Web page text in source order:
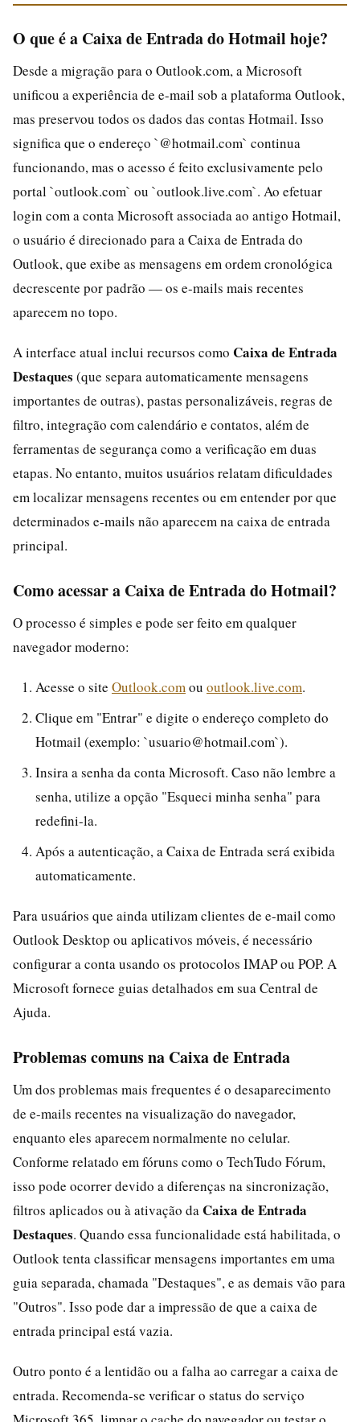
O que é a Caixa de Entrada do Hotmail hoje?
Desde a migração para o Outlook.com, a Microsoft
unificou a experiência de e-mail sob a plataforma Outlook,
mas preservou todos os dados das contas Hotmail. Isso
significa que o endereço `@hotmail.com` continua
funcionando, mas o acesso é feito exclusivamente pelo
portal `outlook.com` ou `outlook.live.com`. Ao efetuar
login com a conta Microsoft associada ao antigo Hotmail,
o usuário é direcionado para a Caixa de Entrada do
Outlook, que exibe as mensagens em ordem cronológica
decrescente por padrão — os e-mails mais recentes
aparecem no topo.
A interface atual inclui recursos como Caixa de Entrada
Destaques (que separa automaticamente mensagens
importantes de outras), pastas personalizáveis, regras de
filtro, integração com calendário e contatos, além de
ferramentas de segurança como a verificação em duas
etapas. No entanto, muitos usuários relatam dificuldades
em localizar mensagens recentes ou em entender por que
determinados e-mails não aparecem na caixa de entrada
principal.
Como acessar a Caixa de Entrada do Hotmail?
O processo é simples e pode ser feito em qualquer
navegador moderno:
Acesse o site Outlook.com ou outlook.live.com.
Clique em "Entrar" e digite o endereço completo do
Hotmail (exemplo: `usuario@hotmail.com`).
Insira a senha da conta Microsoft. Caso não lembre a
senha, utilize a opção "Esqueci minha senha" para
redefini-la.
Após a autenticação, a Caixa de Entrada será exibida
automaticamente.
Para usuários que ainda utilizam clientes de e-mail como
Outlook Desktop ou aplicativos móveis, é necessário
configurar a conta usando os protocolos IMAP ou POP. A
Microsoft fornece guias detalhados em sua Central de
Ajuda.
Problemas comuns na Caixa de Entrada
Um dos problemas mais frequentes é o desaparecimento
de e-mails recentes na visualização do navegador,
enquanto eles aparecem normalmente no celular.
Conforme relatado em fóruns como o TechTudo Fórum,
isso pode ocorrer devido a diferenças na sincronização,
filtros aplicados ou à ativação da Caixa de Entrada
Destaques. Quando essa funcionalidade está habilitada, o
Outlook tenta classificar mensagens importantes em uma
guia separada, chamada "Destaques", e as demais vão para
"Outros". Isso pode dar a impressão de que a caixa de
entrada principal está vazia.
Outro ponto é a lentidão ou a falha ao carregar a caixa de
entrada. Recomenda-se verificar o status do serviço